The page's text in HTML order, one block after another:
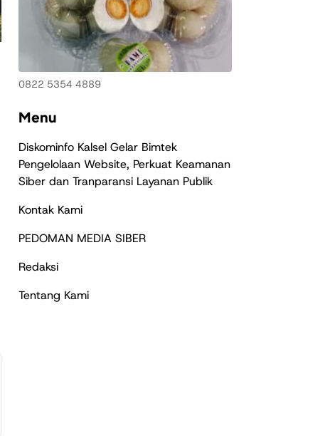
0822 5354 4889
Menu
Diskominfo Kalsel Gelar Bimtek
Pengelolaan Website, Perkuat Keamanan
Siber dan Tranparansi Layanan Publik
Kontak Kami
PEDOMAN MEDIA SIBER
Redaksi
Tentang Kami